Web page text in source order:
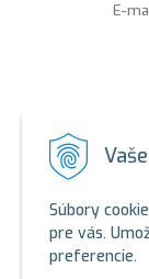
Súbory
pre vás.
preferencie.
E-
Sme členmi